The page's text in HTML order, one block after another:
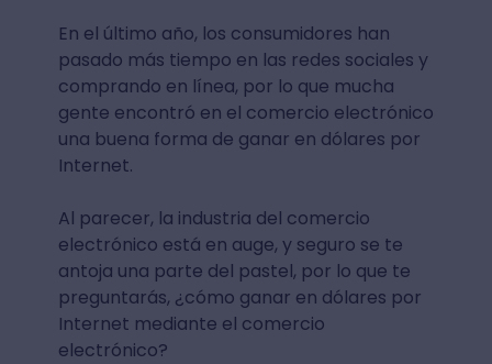
En el último año, los consumidores han
pasado más tiempo en las redes sociales y
comprando en línea, por lo que mucha
gente encontró en el comercio electrónico
una buena forma de ganar en dólares por
Internet.
Al parecer, la industria del comercio
electrónico está en auge, y seguro se te
antoja una parte del pastel, por lo que te
preguntarás, ¿cómo ganar en dólares por
Internet mediante el comercio
electrónico?